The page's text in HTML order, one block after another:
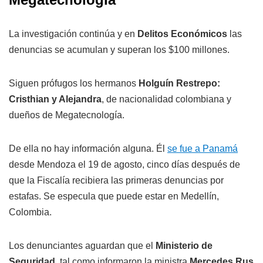
La investigación continúa y en Delitos Económicos las
denuncias se acumulan y superan los $100 millones.
Siguen prófugos los hermanos Holguín Restrepo:
Cristhian y Alejandra, de nacionalidad colombiana y
dueños de Megatecnología.
De ella no hay información alguna. Él se fue a Panamá
desde Mendoza el 19 de agosto, cinco días después de
que la Fiscalía recibiera las primeras denuncias por
estafas. Se especula que puede estar en Medellín,
Colombia.
Los denunciantes aguardan que el
Ministerio de